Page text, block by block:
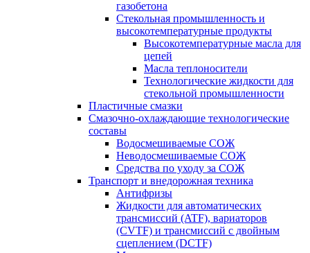
газобетона
Стекольная промышленность и
высокотемпературные продукты
Высокотемпературные масла для
цепей
Масла теплоносители
Технологические жидкости для
стекольной промышленности
Пластичные смазки
Смазочно-охлаждающие технологические
составы
Водосмешиваемые СОЖ
Неводосмешиваемые СОЖ
Средства по уходу за СОЖ
Транспорт и внедорожная техника
Антифризы
Жидкости для автоматических
трансмиссий (ATF), вариаторов
(CVTF) и трансмиссий с двойным
сцеплением (DCTF)